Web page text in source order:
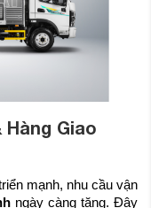
Hàng Giao
mạnh, nhu cầu vận
ngày càng tăng. Đây